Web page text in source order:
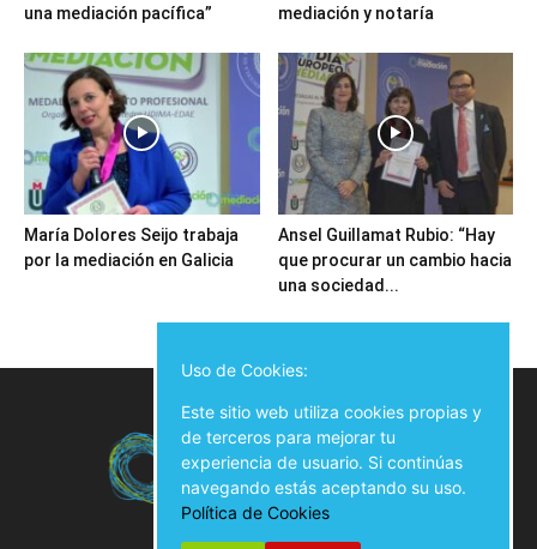
una mediación pacífica”
mediación y notaría
María Dolores Seijo trabaja
por la mediación en Galicia
Ansel Guillamat Rubio: “Hay
que procurar un cambio hacia
una sociedad...
Uso de Cookies:
Este sitio web utiliza cookies propias y
de terceros para mejorar tu
experiencia de usuario. Si continúas
navegando estás aceptando su uso.
Política de Cookies